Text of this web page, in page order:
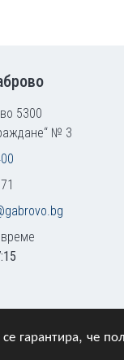
гарантира, че
5300
№ 3
Всички права